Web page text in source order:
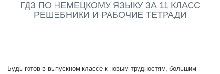
ГДЗ ПО НЕМЕЦКОМУ ЯЗЫКУ ЗА 11 КЛАСС
РЕШЕБНИКИ И РАБОЧИЕ ТЕТРАДИ
Будь готов в выпускном классе к новым трудностям, большим